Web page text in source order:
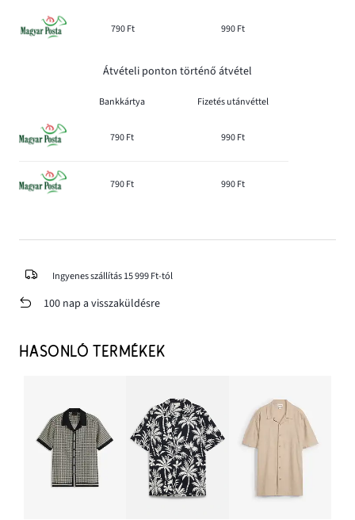
790 Ft 990 Ft
Átvételi ponton történő átvétel
Bankkártya Fizetés utánvéttel
790 Ft 990 Ft
790 Ft 990 Ft
Ingyenes szállítás 15 999 Ft-tól
100 nap a visszaküldésre
HASONLÓ TERMÉKEK